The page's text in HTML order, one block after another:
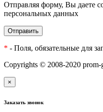
Отправляя форму, Вы даете
персональных данных
Отправить
* - Поля, обязательные для
Copyrights © 2008-2020
×
Заказать звонок